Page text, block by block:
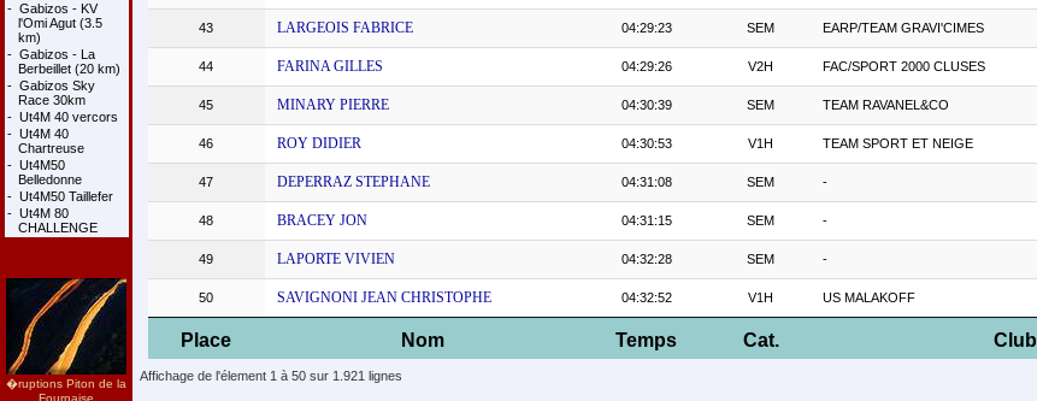
- Gabizos - KV
l'Omi Agut (3.5
km)
- Gabizos - La
Berbeillet (20 km)
- Gabizos Sky
Race 30km
- Ut4M 40 vercors
- Ut4M 40
Chartreuse
- Ut4M50
Belledonne
- Ut4M50 Taillefer
- Ut4M 80
CHALLENGE
�ruptions Piton de la
Fournaise
Place Nom Temps Cat. Club
43 LARGEOIS FABRICE 04:29:23 SEM EARP/TEAM GRAVI'CIMES
44 FARINA GILLES 04:29:26 V2H FAC/SPORT 2000 CLUSES
45 MINARY PIERRE 04:30:39 SEM TEAM RAVANEL&CO
46 ROY DIDIER 04:30:53 V1H TEAM SPORT ET NEIGE
47 DEPERRAZ STEPHANE 04:31:08 SEM -
48 BRACEY JON 04:31:15 SEM -
49 LAPORTE VIVIEN 04:32:28 SEM -
50 SAVIGNONI JEAN CHRISTOPHE 04:32:52 V1H US MALAKOFF
Affichage de l'élement 1 à 50 sur 1.921 lignes